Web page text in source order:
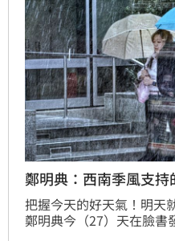
東、海南之前達到輕度颱
鄭明典：西南季風支
把握今天的好天氣！明天
鄭明典今（27）天在臉書